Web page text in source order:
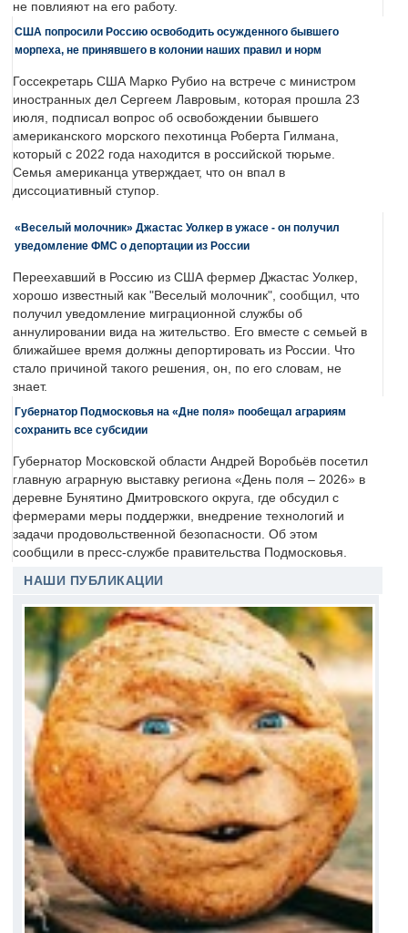
не повлияют на его работу.
США попросили Россию освободить осужденного бывшего
морпеха, не принявшего в колонии наших правил и норм
Госсекретарь США Марко Рубио на встрече с министром
иностранных дел Сергеем Лавровым, которая прошла 23
июля, подписал вопрос об освобождении бывшего
американского морского пехотинца Роберта Гилмана,
который с 2022 года находится в российской тюрьме.
Семья американца утверждает, что он впал в
диссоциативный ступор.
«Веселый молочник» Джастас Уолкер в ужасе - он получил
уведомление ФМС о депортации из России
Переехавший в Россию из США фермер Джастас Уолкер,
хорошо известный как "Веселый молочник", сообщил, что
получил уведомление миграционной службы об
аннулировании вида на жительство. Его вместе с семьей в
ближайшее время должны депортировать из России. Что
стало причиной такого решения, он, по его словам, не
знает.
Губернатор Подмосковья на «Дне поля» пообещал аграриям
сохранить все субсидии
Губернатор Московской области Андрей Воробьёв посетил
главную аграрную выставку региона «День поля – 2026» в
деревне Бунятино Дмитровского округа, где обсудил с
фермерами меры поддержки, внедрение технологий и
задачи продовольственной безопасности. Об этом
сообщили в пресс-службе правительства Подмосковья.
НАШИ ПУБЛИКАЦИИ